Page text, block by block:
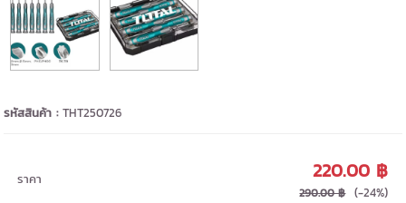
รหัสสินค้า :THT250726
ราคา 220.00 ฿
290.00 ฿ (-24%)